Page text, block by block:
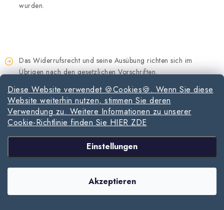
Diese Website verwendet 🍪Cookies🍪. Wenn Sie diese
Website weiterhin nutzen, stimmen Sie deren
Verwendung zu. Weitere Informationen zu unserer
Cookie-Richtlinie finden Sie HIER ZDE
Einstellungen
Akzeptieren
wurden.
Das Widerrufsrecht und seine Ausübung richten sich im
Übrigen nach den gesetzlichen Vorschriften.
Gesetzliche Mängelrechte
Für die Rechte des Kunden bei Sach und Rechtsmängeln gelten
die gesetzlichen Vorschriften, soweit nachfolgend nichts